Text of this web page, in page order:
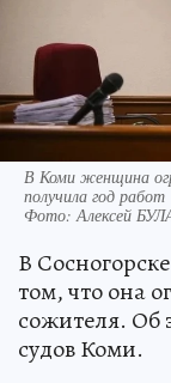
В Коми женщина
получила год работ
Фото:Алексей
В
том, что она
сожителя. Об
судов Коми.